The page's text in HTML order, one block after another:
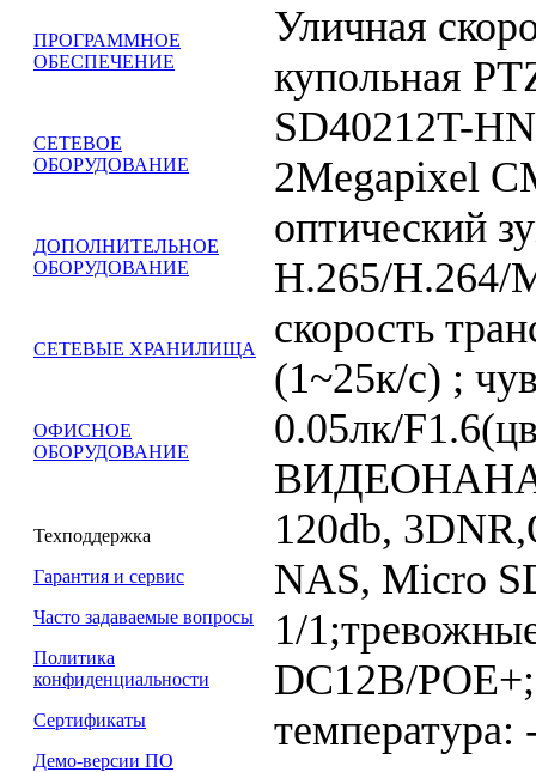
ПРОГРАММНОЕ
ОБЕСПЕЧЕНИЕ
СЕТЕВОЕ
ОБОРУДОВАНИЕ
ДОПОЛНИТЕЛЬНОЕ
ОБОРУДОВАНИЕ
СЕТЕВЫЕ ХРАНИЛИЩА
ОФИСНОЕ
ОБОРУДОВАНИЕ
Техподдержка
Гарантия и сервис
Часто задаваемые вопросы
Политика
конфиденциальности
Сертификаты
Демо-версии ПО
Уличная
купольная
SD40212T-
2Megapixel
оптический
H.265/H.264/
скорость
(1~25к/с) ;
0.05лк/
120db,
NAS, Micro
1/
DC12В/